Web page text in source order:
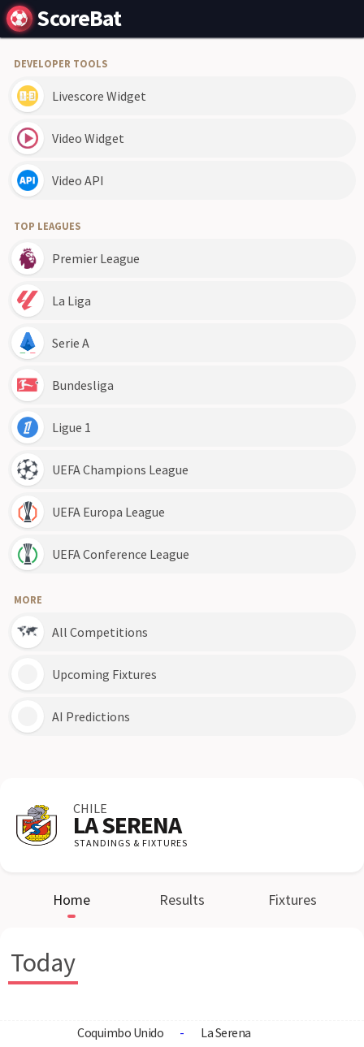
ScoreBat
DEVELOPER TOOLS
Livescore Widget
Video Widget
Video API
TOP LEAGUES
Premier League
La Liga
Serie A
Bundesliga
Ligue 1
UEFA Champions League
UEFA Europa League
UEFA Conference League
MORE
All Competitions
Upcoming Fixtures
AI Predictions
CHILE
LA SERENA
STANDINGS & FIXTURES
Home Results Fixtures
Today
Coquimbo Unido - La Serena